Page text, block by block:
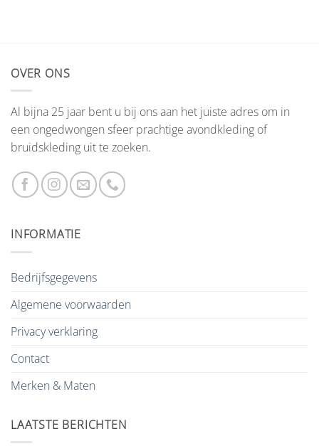
OVER ONS
Al bijna 25 jaar bent u bij ons aan het juiste adres om in
een ongedwongen sfeer prachtige avondkleding of
bruidskleding uit te zoeken.
INFORMATIE
Bedrijfsgegevens
Algemene voorwaarden
Privacy verklaring
Contact
Merken & Maten
LAATSTE BERICHTEN